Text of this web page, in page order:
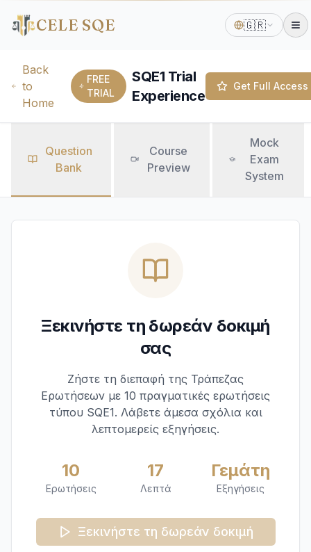
CELE SQE 🇬🇷
Back
to
Home
FREE
TRIAL
SQE1 Trial
Experience
Get Full Access
Question
Bank
Course
Preview
Mock
Exam
System
Ξεκινήστε τη δωρεάν δοκιμή
σας
Ζήστε τη διεπαφή της Τράπεζας
Ερωτήσεων με 10 πραγματικές ερωτήσεις
τύπου SQE1. Λάβετε άμεσα σχόλια και
λεπτομερείς εξηγήσεις.
10
Ερωτήσεις
17
Λεπτά
Γεμάτη
Εξηγήσεις
Ξεκινήστε τη δωρεάν δοκιμή